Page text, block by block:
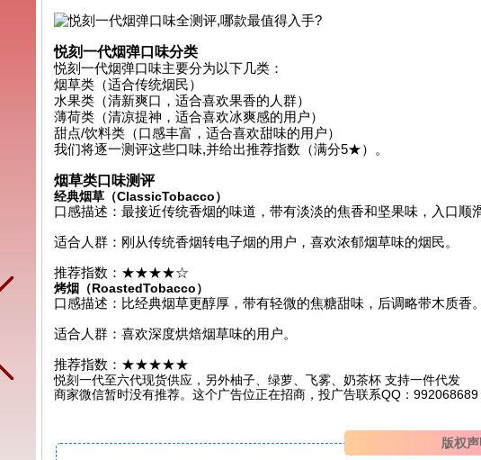
悦刻一代烟弹口味分类
悦刻一代烟弹口味主要分为以下几类：
烟草类（适合传统烟民）
水果类（清新爽口，适合喜欢果香的人群）
薄荷类（清凉提神，适合喜欢冰爽感的用户）
甜点/饮料类（口感丰富，适合喜欢甜味的用户）
我们将逐一测评这些口味,并给出推荐指数（满分5★）。
烟草类口味测评
经典烟草（ClassicTobacco）
口感描述：最接近传统香烟的味道，带有淡淡的焦香和坚果味，入口顺滑
适合人群：刚从传统香烟转电子烟的用户，喜欢浓郁烟草味的烟民。
推荐指数：★★★★☆
烤烟（RoastedTobacco）
口感描述：比经典烟草更醇厚，带有轻微的焦糖甜味，后调略带木质香。
适合人群：喜欢深度烘焙烟草味的用户。
推荐指数：★★★★★
悦刻一代至六代现货供应，另外柚子、绿萝、飞雾、奶茶杯 支持一件代发
商家微信暂时没有推荐。这个广告位正在招商，投广告联系QQ：992068689
版权声